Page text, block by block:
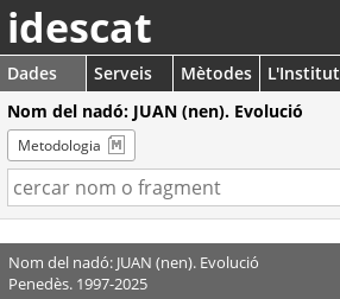
idescat
Dades Serveis Mètodes
L'Institut
Nom del nadó: JUAN (nen). Evolució
Metodologia
Nom del nadó: JUAN (nen). Evolució
Penedès. 1997-2025